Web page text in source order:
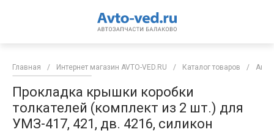
Главная / Интернет магазин AVTO-VED.RU / Каталог товаров /
Прокладка крышки коробки
толкателей (комплект из 2 шт.) для
УМЗ-417, 421, дв. 4216, силикон